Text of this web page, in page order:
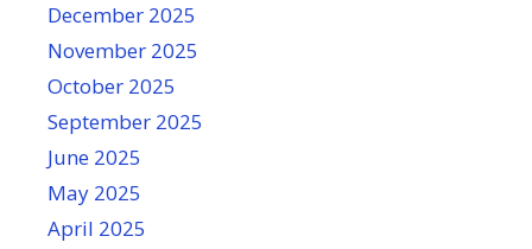
December 2025
November 2025
October 2025
September 2025
June 2025
May 2025
April 2025